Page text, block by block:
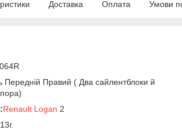
Доставка Оплата Умови
Передній Правий ( Два сайлентблоки й
Renault Logan 2